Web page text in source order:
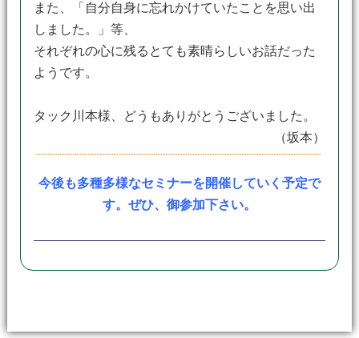
また、「自分自身に忘れかけていたことを思い出
しました。」等、
それぞれの心に残るとても素晴らしいお話だった
ようです。
タック川本様、どうもありがとうございました。
（坂本）
今後も多種多様なセミナーを開催していく予定で
す。ぜひ、御参加下さい。